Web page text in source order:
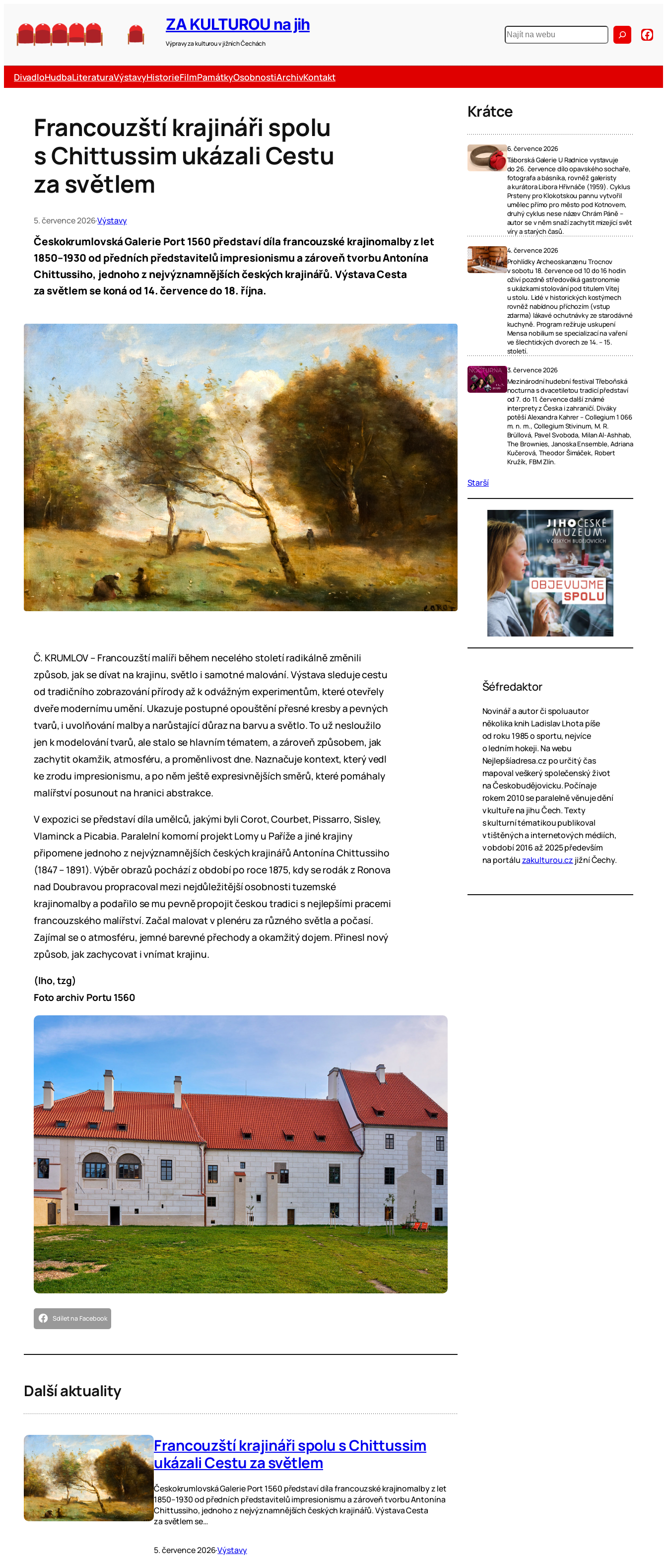
ZA KULTUROU na jih
Výpravy za kulturou v jižních Čechách
DivadloHudbaLiteraturaVýstavyHistorieFilmPamátkyOsobnostiArchivKontakt
Francouzští krajináři spolu
s Chittussim ukázali Cestu
za světlem
5. července 2026·Výstavy
Českokrumlovská Galerie Port 1560 představí díla francouzské krajinomalby z let
1850–1930 od předních představitelů impresionismu a zároveň tvorbu Antonína
Chittussiho, jednoho z nejvýznamnějších českých krajinářů. Výstava Cesta
za světlem se koná od 14. července do 18. října.
Č. KRUMLOV – Francouzští malíři během necelého století radikálně změnili
způsob, jak se dívat na krajinu, světlo i samotné malování. Výstava sleduje cestu
od tradičního zobrazování přírody až k odvážným experimentům, které otevřely
dveře modernímu umění. Ukazuje postupné opouštění přesné kresby a pevných
tvarů, i uvolňování malby a narůstající důraz na barvu a světlo. To už nesloužilo
jen k modelování tvarů, ale stalo se hlavním tématem, a zároveň způsobem, jak
zachytit okamžik, atmosféru, a proměnlivost dne. Naznačuje kontext, který vedl
ke zrodu impresionismu, a po něm ještě expresivnějších směrů, které pomáhaly
malířství posunout na hranici abstrakce.
V expozici se představí díla umělců, jakými byli Corot, Courbet, Pissarro, Sisley,
Vlaminck a Picabia. Paralelní komorní projekt Lomy u Paříže a jiné krajiny
připomene jednoho z nejvýznamnějších českých krajinářů Antonína Chittussiho
(1847 – 1891). Výběr obrazů pochází z období po roce 1875, kdy se rodák z Ronova
nad Doubravou propracoval mezi nejdůležitější osobnosti tuzemské
krajinomalby a podařilo se mu pevně propojit českou tradici s nejlepšími pracemi
francouzského malířství. Začal malovat v plenéru za různého světla a počasí.
Zajímal se o atmosféru, jemné barevné přechody a okamžitý dojem. Přinesl nový
způsob, jak zachycovat i vnímat krajinu.
(lho, tzg)
Foto archiv Portu 1560
Sdílet na Facebook
Další aktuality
Francouzští krajináři spolu s Chittussim
ukázali Cestu za světlem
Českokrumlovská Galerie Port 1560 představí díla francouzské krajinomalby z let
1850–1930 od předních představitelů impresionismu a zároveň tvorbu Antonína
Chittussiho, jednoho z nejvýznamnějších českých krajinářů. Výstava Cesta
za světlem se…
5. července 2026·Výstavy
Krátce
6. července 2026
Táborská Galerie U Radnice vystavuje
do 26. července dílo opavského sochaře,
fotografa a básníka, rovněž galeristy
a kurátora Libora Hřivnáče (1959). Cyklus
Prsteny pro Klokotskou pannu vytvořil
umělec přímo pro město pod Kotnovem,
druhý cyklus nese název Chrám Páně –
autor se v něm snaží zachytit mizející svět
víry a starých časů.
4. července 2026
Prohlídky Archeoskanzenu Trocnov
v sobotu 18. července od 10 do 16 hodin
oživí pozdně středověká gastronomie
s ukázkami stolování pod titulem Vítej
u stolu. Lidé v historických kostýmech
rovněž nabídnou příchozím (vstup
zdarma) lákavé ochutnávky ze starodávné
kuchyně. Program režíruje uskupení
Mensa nobilium se specializací na vaření
ve šlechtických dvorech ze 14. – 15.
století.
3. července 2026
Mezinárodní hudební festival Třeboňská
nocturna s dvacetiletou tradicí představí
od 7. do 11. července další známé
interprety z Česka i zahraničí. Diváky
potěší Alexandra Kahrer – Collegium 1 066
m. n. m., Collegium Stivinum, M. R.
Brüllová, Pavel Svoboda, Milan Al-Ashhab,
The Brownies, Janoska Ensemble, Adriana
Kučerová, Theodor Šimáček, Robert
Kružík, FBM Zlín.
Starší
Šéfredaktor
Novinář a autor či spoluautor
několika knih Ladislav Lhota píše
od roku 1985 o sportu, nejvíce
o ledním hokeji. Na webu
Nejlepšíadresa.cz po určitý čas
mapoval veškerý společenský život
na Českobudějovicku. Počínaje
rokem 2010 se paralelně věnuje dění
v kultuře na jihu Čech. Texty
s kulturní tématikou publikoval
v tištěných a internetových médiích,
v období 2016 až 2025 především
na portáluzakulturou.cz jižní Čechy.